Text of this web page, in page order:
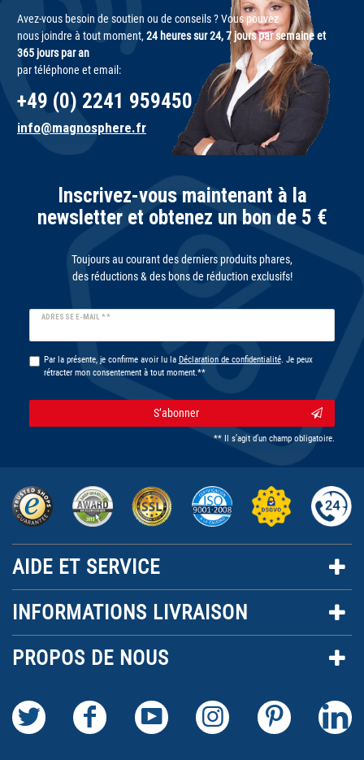
Avez-vous besoin de soutien ou de conseils ? Vous pouvez
nous joindre à tout moment, 24 heures sur 24, 7 jours par semaine et
365 jours par an
par téléphone et email:
+49 (0) 2241 959450
info@magnosphere.fr
Inscrivez-vous maintenant à la
newsletter et obtenez un bon de 5 €
Toujours au courant des derniers produits phares,
des réductions & des bons de réduction exclusifs!
ADRESSE E-MAIL **
Ceres::Template.newsletterHoneypotLabel
Par la présente, je confirme avoir lu la Déclaration de confidentialité. Je peux
rétracter mon consentement à tout moment.**
S’abonner
** Il s’agit d’un champ obligatoire.
AIDE ET SERVICE
INFORMATIONS LIVRAISON
PROPOS DE NOUS